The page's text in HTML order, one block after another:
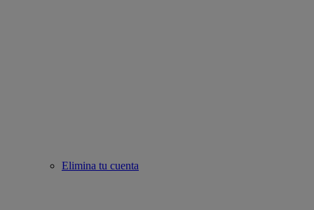
Elimina tu cuenta